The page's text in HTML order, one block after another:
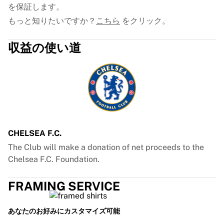
を保証します。
もっと知りたいですか？ こちら をクリック。
収益の使い道
CHELSEA F.C.
The Club will make a donation of net proceeds to the
Chelsea F.C. Foundation.
FRAMING SERVICE
あなたのお好みにカスタマイズ可能